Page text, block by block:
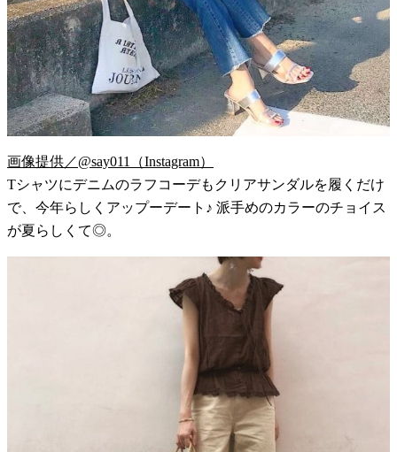
画像提供／@say011（Instagram）
Tシャツにデニムのラフコーデもクリアサンダルを履くだけ
で、今年らしくアップーデート♪ 派手めのカラーのチョイス
が夏らしくて◎。